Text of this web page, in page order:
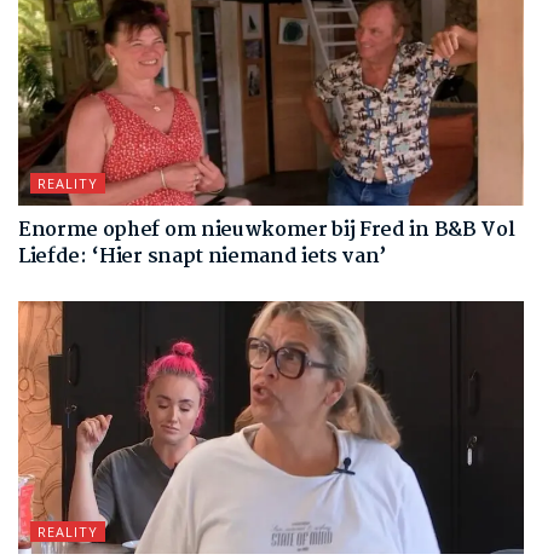
REALITY
Enorme ophef om nieuwkomer bij Fred in B&B Vol
Liefde: ‘Hier snapt niemand iets van’
REALITY